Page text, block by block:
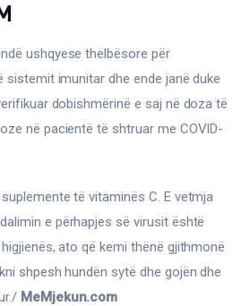
ushqyese thelbësore për
imunitar dhe ende janë duke
dobishmërinë e saj në doza të
në pacientë të shtruar me COVID-
të vitaminës C. E vetmja
e përhapjes së virusit është
ato që kemi thënë gjithmonë
shpesh hundën sytë dhe gojën dhe
MeMjekun.com